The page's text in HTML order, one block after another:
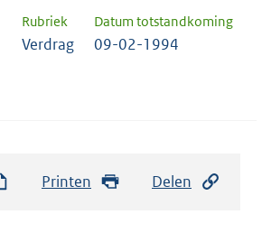
Rubriek Datum totstandkoming
Verdrag 09-02-1994
Printen Delen